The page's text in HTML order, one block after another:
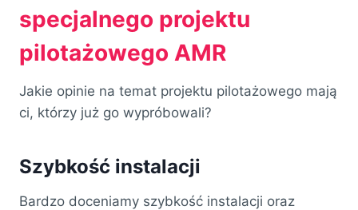
specjalnego projektu
pilotażowego AMR
Jakie opinie na temat projektu pilotażowego mają
ci, którzy już go wypróbowali?
Szybkość instalacji
Bardzo doceniamy szybkość instalacji oraz